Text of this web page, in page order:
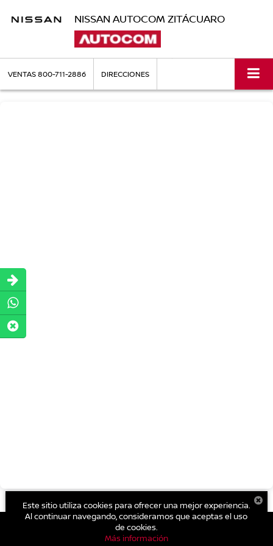
NISSAN AUTOCOM ZITÁCUARO
VENTAS800-711-2886 DIRECCIONES
Este sitio utiliza cookies para ofrecer una mejor experiencia.
Al continuar navegando, consideramos que aceptas el uso
de cookies.
Más información